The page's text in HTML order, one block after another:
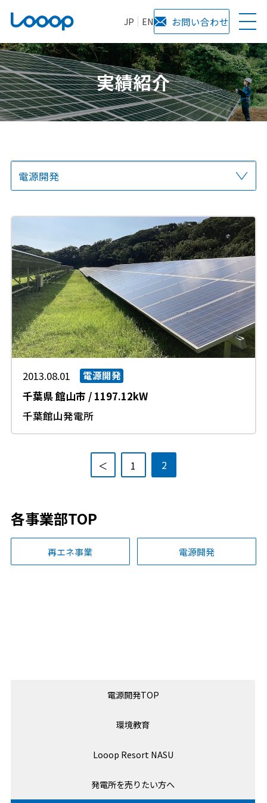
JP EN お問い合わせ
実績紹介
電源開発
2013.08.01 電源開発
千葉県館山市 / 1197.12kW
千葉館山発電所
＜ 1 2
各事業部TOP
再エネ事業 電源開発
電源開発TOP
環境教育
Looop Resort NASU
発電所を売りたい方へ